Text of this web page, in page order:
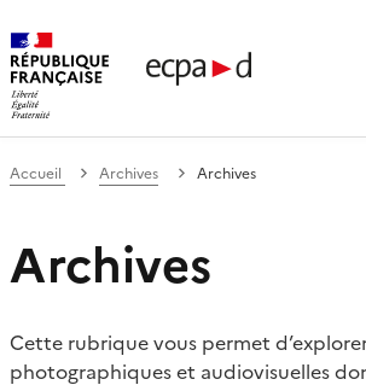
de communication et de
Accueil Archives Archives
Archives
Cette rubrique vous permet
photographiques et audiovisuelles